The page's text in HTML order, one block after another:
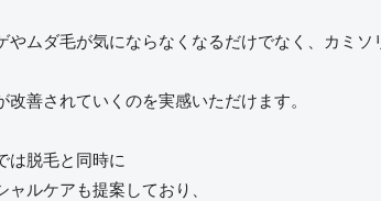
やムダ毛が気にならなくなるだけでなく、カミソ
改善されていくのを実感いただけます。
は脱毛と同時に
ャルケアも提案しており、